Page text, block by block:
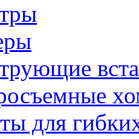
для